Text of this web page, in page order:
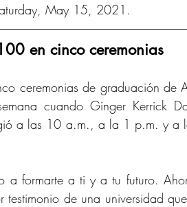
May 15, 2021.
en cinco ceremonias
ceremonias de graduación de
cuando Ginger Kerrick
a las 10 a.m., a la 1 p.m. y
a formarte a ti y a tu futuro.
testimonio de una universidad